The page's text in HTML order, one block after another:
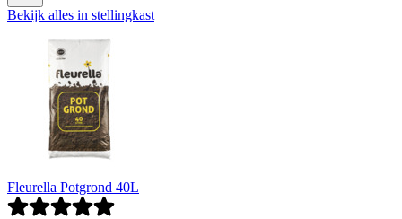
Bekijk alles in stellingkast
Fleurella Potgrond 40L